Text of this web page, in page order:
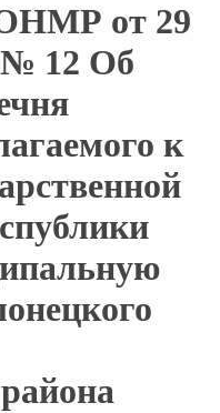
от 29
№ 12 Об
к